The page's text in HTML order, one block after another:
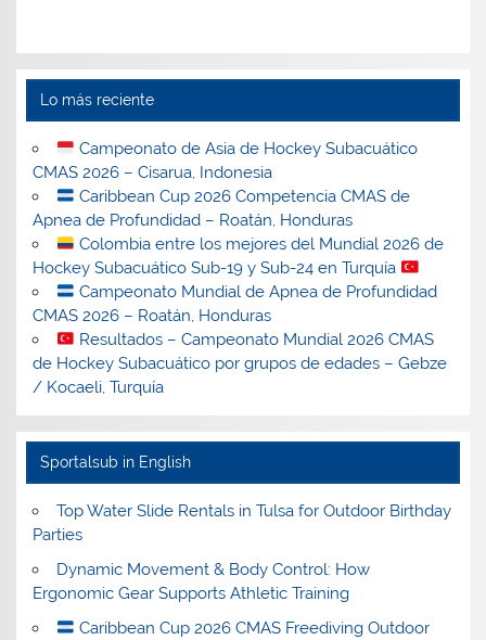
Lo más reciente
Campeonato de Asia de Hockey Subacuático
CMAS 2026 – Cisarua, Indonesia
Caribbean Cup 2026 Competencia CMAS de
Apnea de Profundidad – Roatán, Honduras
Colombia entre los mejores del Mundial 2026 de
Hockey Subacuático Sub-19 y Sub-24 en Turquía
Campeonato Mundial de Apnea de Profundidad
CMAS 2026 – Roatán, Honduras
Resultados – Campeonato Mundial 2026 CMAS
de Hockey Subacuático por grupos de edades – Gebze
/ Kocaeli, Turquía
Sportalsub in English
Top Water Slide Rentals in Tulsa for Outdoor Birthday
Parties
Dynamic Movement & Body Control: How
Ergonomic Gear Supports Athletic Training
Caribbean Cup 2026 CMAS Freediving Outdoor